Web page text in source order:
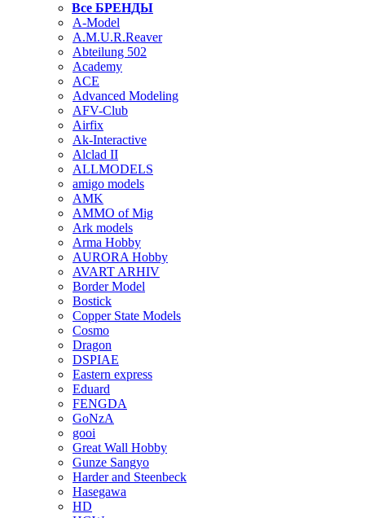
Все БРЕНДЫ
A-Model
A.M.U.R.Reaver
Abteilung 502
Academy
ACE
Advanced Modeling
AFV-Club
Airfix
Ak-Interactive
Alclad II
ALLMODELS
amigo models
AMK
AMMO of Mig
Ark models
Arma Hobby
AURORA Hobby
AVART ARHIV
Border Model
Bostick
Copper State Models
Cosmo
Dragon
DSPIAE
Eastern express
Eduard
FENGDA
GoNzA
gooi
Great Wall Hobby
Gunze Sangyo
Harder and Steenbeck
Hasegawa
HD